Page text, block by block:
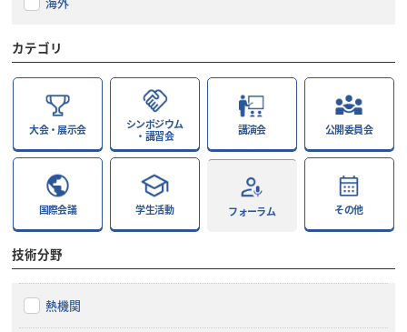
カテゴリ
大会・展示会
シンポジウム
・講習会
講演会 公開委員会
国際会議 学生活動 フォーラム その他
技術分野
熱機関